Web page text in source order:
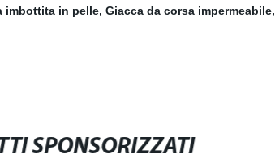
imbottita in pelle, Giacca da corsa impermeabile,
SPONSORIZZATI